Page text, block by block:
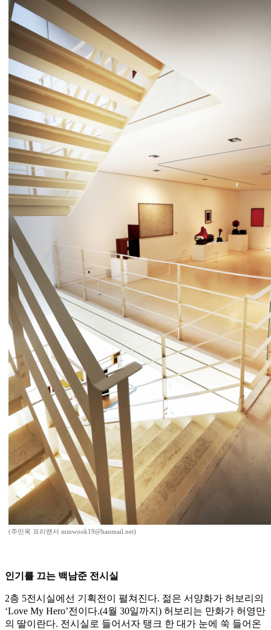
(주민욱 프리랜서 minwook19@hanmail.net)
인기를 끄는 백남준 전시실
2층 5전시실에선 기획전이 펼쳐진다. 젊은 서양화가 허보리의
‘Love My Hero’전이다.(4월 30일까지) 허보리는 만화가 허영만
의 딸이란다. 전시실로 들어서자 탱크 한 대가 눈에 쑥 들어온